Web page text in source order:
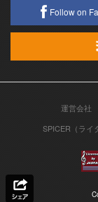
Follow on
運営会社
SPICER（ライ